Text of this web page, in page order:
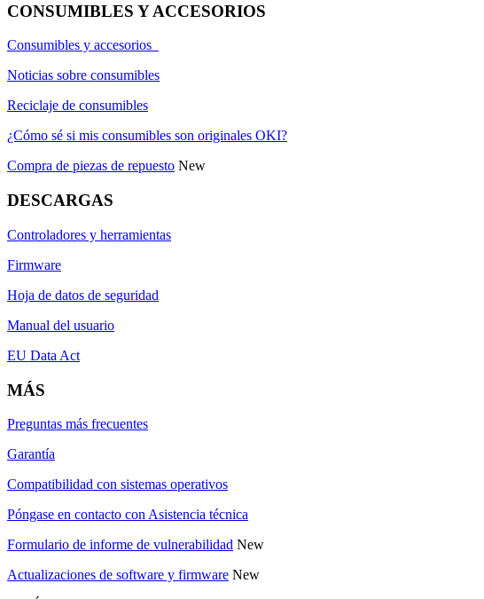
CONSUMIBLES Y ACCESORIOS
Consumibles y accesorios
Noticias sobre consumibles
Reciclaje de consumibles
¿Cómo sé si mis consumibles son originales OKI?
Compra de piezas de repuesto New
DESCARGAS
Controladores y herramientas
Firmware
Hoja de datos de seguridad
Manual del usuario
EU Data Act
MÁS
Preguntas más frecuentes
Garantía
Compatibilidad con sistemas operativos
Póngase en contacto con Asistencia técnica
Formulario de informe de vulnerabilidad New
Actualizaciones de software y firmware New